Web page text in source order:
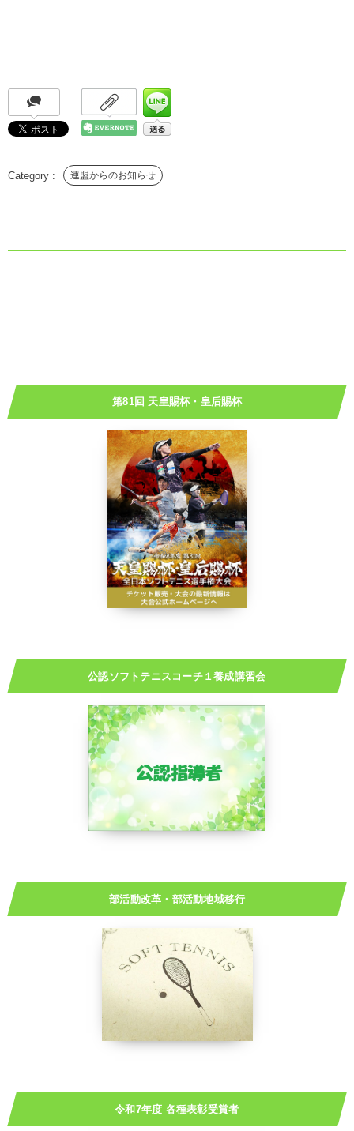
連盟からのお知らせ
第81回 天皇賜杯・皇后賜杯
公認ソフトテニスコーチ１養成講習会
部活動改革・部活動地域移行
令和7年度 各種表彰受賞者